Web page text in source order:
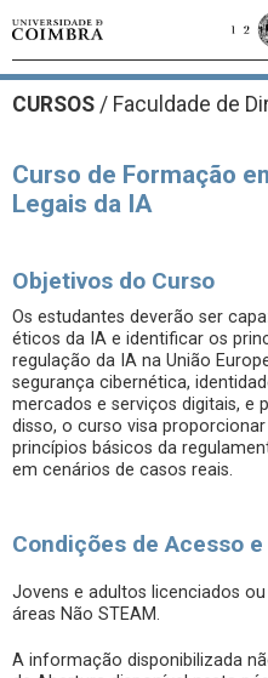
CURSOS / Faculdade de
Curso de Formação
Legais da IA
Objetivos do Curso
Os estudantes deverão ser
éticos da IA e identificar os
regulação da IA na União
segurança cibernética,
mercados e serviços digitais, e
disso, o curso visa
princípios básicos da
em cenários de casos reais.
Condições de Acesso
Jovens e adultos licenciados
áreas Não STEAM.
A informação disponibilizada